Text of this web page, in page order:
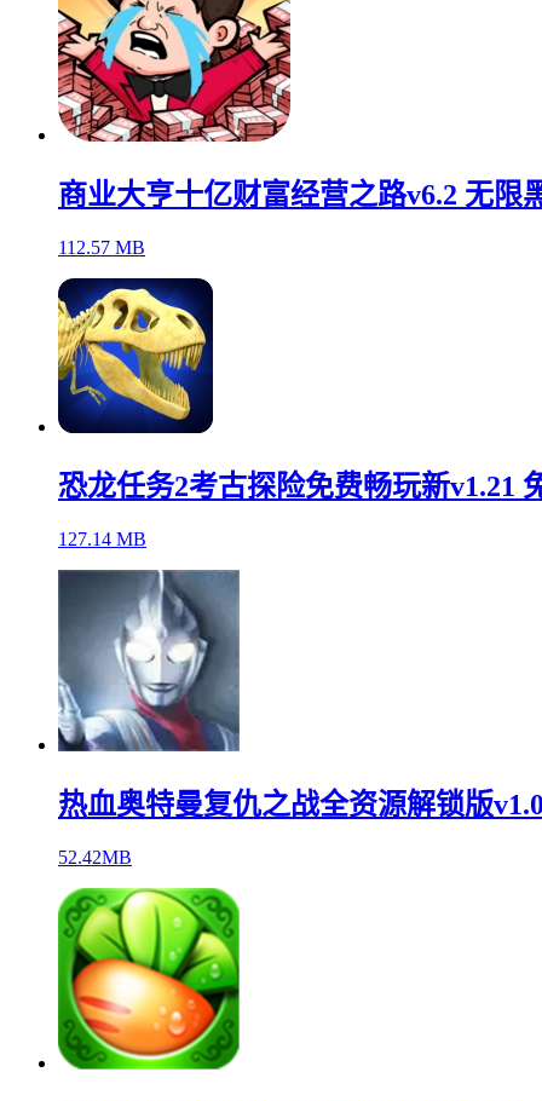
商业大亨十亿财富经营之路v6.2 无限
112.57 MB
恐龙任务2考古探险免费畅玩新v1.21
127.14 MB
热血奥特曼复仇之战全资源解锁版
52.42MB